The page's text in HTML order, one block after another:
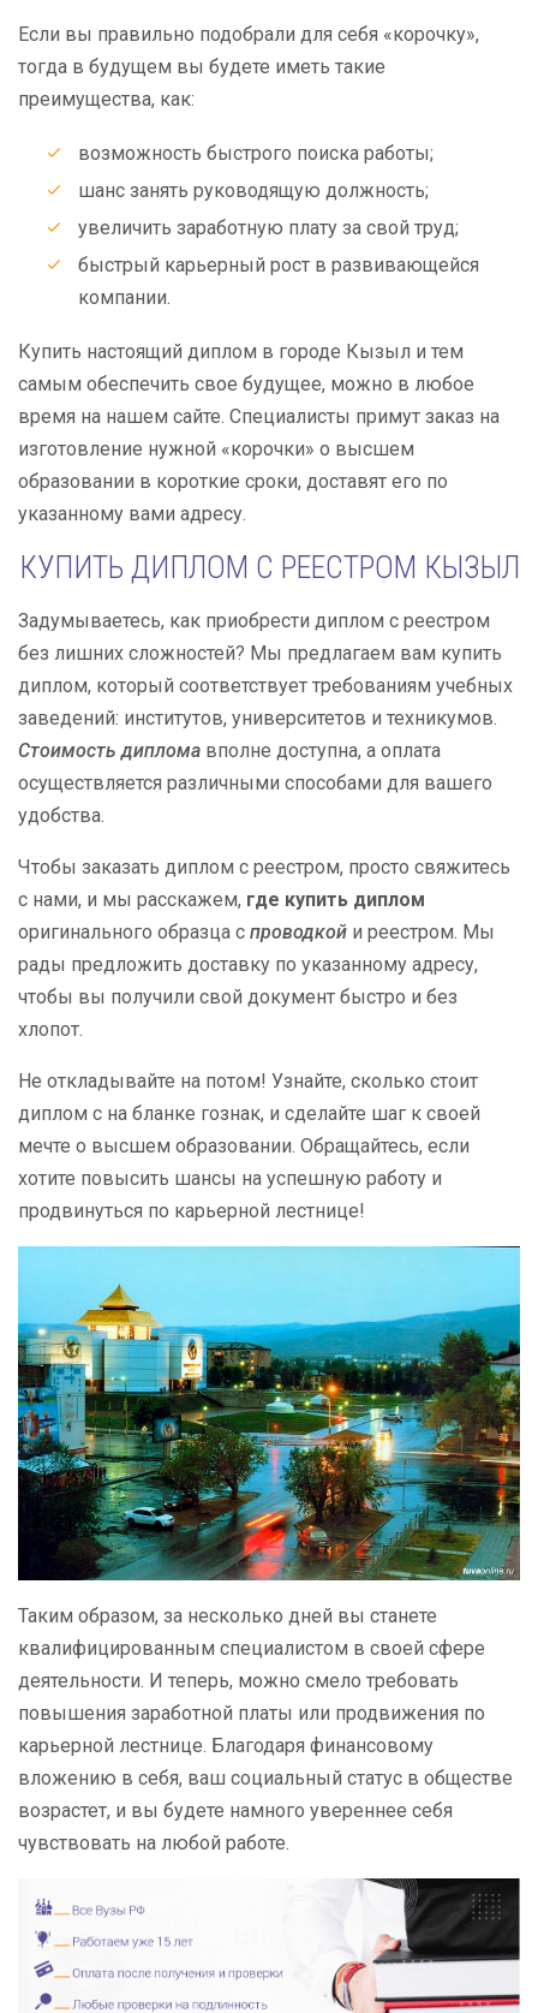
Если вы правильно подобрали для себя «корочку»,
тогда в будущем вы будете иметь такие
преимущества, как:
возможность быстрого поиска работы;
шанс занять руководящую должность;
увеличить заработную плату за свой труд;
быстрый карьерный рост в развивающейся
компании.
Купить настоящий диплом в городе Кызыл и тем
самым обеспечить свое будущее, можно в любое
время на нашем сайте. Специалисты примут заказ на
изготовление нужной «корочки» о высшем
образовании в короткие сроки, доставят его по
указанному вами адресу.
КУПИТЬ ДИПЛОМ С РЕЕСТРОМ КЫЗЫЛ
Задумываетесь, как приобрести диплом с реестром
без лишних сложностей? Мы предлагаем вам купить
диплом, который соответствует требованиям учебных
заведений: институтов, университетов и техникумов.
Стоимость диплома вполне доступна, а оплата
осуществляется различными способами для вашего
удобства.
Чтобы заказать диплом с реестром, просто свяжитесь
с нами, и мы расскажем, где купить диплом
оригинального образца с проводкой и реестром. Мы
рады предложить доставку по указанному адресу,
чтобы вы получили свой документ быстро и без
хлопот.
Не откладывайте на потом! Узнайте, сколько стоит
диплом с на бланке гознак, и сделайте шаг к своей
мечте о высшем образовании. Обращайтесь, если
хотите повысить шансы на успешную работу и
продвинуться по карьерной лестнице!
Таким образом, за несколько дней вы станете
квалифицированным специалистом в своей сфере
деятельности. И теперь, можно смело требовать
повышения заработной платы или продвижения по
карьерной лестнице. Благодаря финансовому
вложению в себя, ваш социальный статус в обществе
возрастет, и вы будете намного увереннее себя
чувствовать на любой работе.